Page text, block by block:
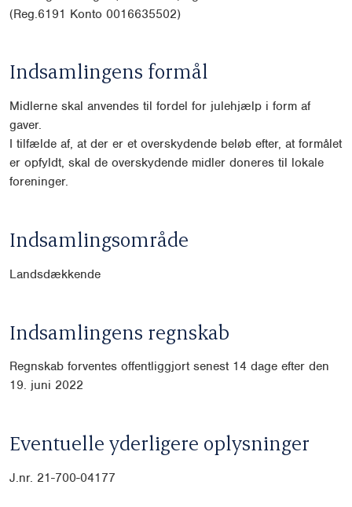
(Reg.6191 Konto 0016635502)
Indsamlingens formål
Midlerne skal anvendes til fordel for julehjælp i form af
gaver.
I tilfælde af, at der er et overskydende beløb efter, at formålet
er opfyldt, skal de overskydende midler doneres til lokale
foreninger.
Indsamlingsområde
Landsdækkende
Indsamlingens regnskab
Regnskab forventes offentliggjort senest 14 dage efter den
19. juni 2022
Eventuelle yderligere oplysninger
J.nr. 21-700-04177